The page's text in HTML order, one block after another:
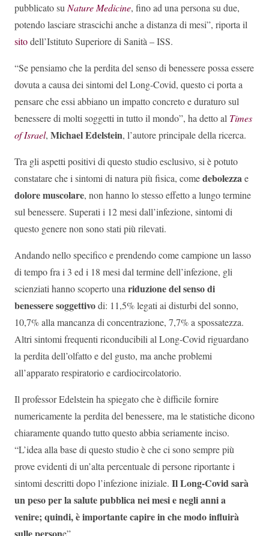
pubblicato suNature Medicine, fino ad una persona su due,
potendo lasciare strascichi anche a distanza di mesi”, riporta il
sitodell’Istituto Superiore di Sanità – ISS.
“Se pensiamo che la perdita del senso di benessere possa essere
dovuta a causa dei sintomi del Long-Covid, questo ci porta a
pensare che essi abbiano un impatto concreto e duraturo sul
benessere di molti soggetti in tutto il mondo”, ha detto al Times
of Israel, Michael Edelstein, l’autore principale della ricerca.
Tra gli aspetti positivi di questo studio esclusivo, si è potuto
constatare che i sintomi di natura più fisica, comedebolezzae
dolore muscolare, non hanno lo stesso effetto a lungo termine
sul benessere. Superati i 12 mesi dall’infezione, sintomi di
questo genere non sono stati più rilevati.
Andando nello specifico e prendendo come campione un lasso
di tempo fra i 3 ed i 18 mesi dal termine dell’infezione, gli
scienziati hanno scoperto unariduzione del senso di
benessere soggettivodi: 11,5% legati ai disturbi del sonno,
10,7% alla mancanza di concentrazione, 7,7% a spossatezza.
Altri sintomi frequenti riconducibili al Long-Covid riguardano
la perdita dell’olfatto e del gusto, ma anche problemi
all’apparato respiratorio e cardiocircolatorio.
Il professor Edelstein ha spiegato che è difficile fornire
numericamente la perdita del benessere, ma le statistiche dicono
chiaramente quando tutto questo abbia seriamente inciso.
“L’idea alla base di questo studio è che ci sono sempre più
prove evidenti di un’alta percentuale di persone riportante i
sintomi descritti dopo l’infezione iniziale. Il Long-Covid sarà
un peso per la salute pubblica nei mesi e negli anni a
venire; quindi, è importante capire in che modo influirà